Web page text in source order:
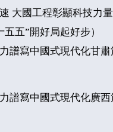
大國工程彰顯科技力
五”開好局起好步）
譜寫中國式現代化甘
譜寫中國式現代化廣